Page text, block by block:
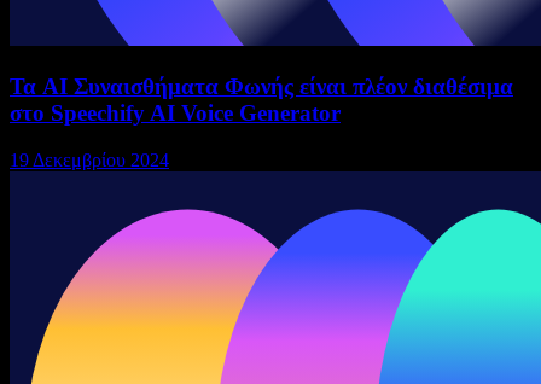
Τα AI Συναισθήματα Φωνής είναι πλέον διαθέσιμα
στο Speechify AI Voice Generator
19 Δεκεμβρίου 2024